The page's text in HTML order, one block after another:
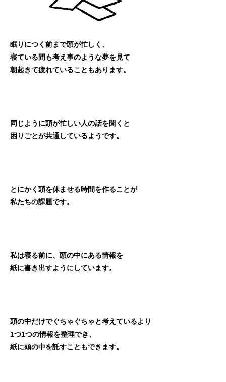
眠りにつく前まで頭が忙しく、
寝ている間も考え事のような夢を見て
朝起きて疲れていることもあります。
同じように頭が忙しい人の話を聞くと
困りごとが共通しているようです。
とにかく頭を休ませる時間を作ることが
私たちの課題です。
私は寝る前に、頭の中にある情報を
紙に書き出すようにしています。
頭の中だけでぐちゃぐちゃと考えているより
1つ1つの情報を整理でき、
紙に頭の中を託すこともできます。